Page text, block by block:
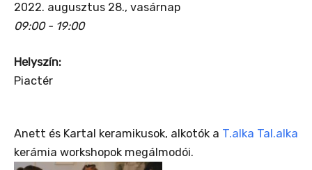
2022. augusztus 28., vasárnap
09:00 - 19:00
Helyszín:
Piactér
Anett és Kartal keramikusok, alkotók a T.alka Tal.alka
kerámia workshopok megálmodói.